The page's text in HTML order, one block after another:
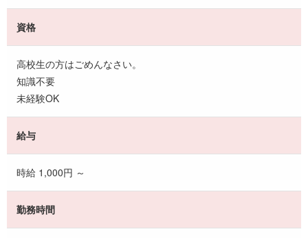
資格
高校生の方はごめんなさい。
知識不要
未経験OK
給与
時給 1,000円 ～
勤務時間